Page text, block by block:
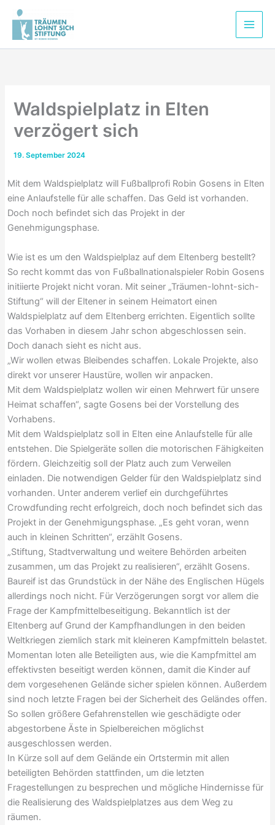
Inhalt
springen
Waldspielplatz in Elten
verzögert sich
19. September 2024
Mit dem Waldspielplatz will Fußballprofi Robin Gosens in Elten
eine Anlaufstelle für alle schaffen. Das Geld ist vorhanden.
Doch noch befindet sich das Projekt in der
Genehmigungsphase.
Wie ist es um den Waldspielplaz auf dem Eltenberg bestellt?
So recht kommt das von Fußballnationalspieler Robin Gosens
initiierte Projekt nicht voran. Mit seiner „Träumen-lohnt-sich-
Stiftung“ will der Eltener in seinem Heimatort einen
Waldspielplatz auf dem Eltenberg errichten. Eigentlich sollte
das Vorhaben in diesem Jahr schon abgeschlossen sein.
Doch danach sieht es nicht aus.
„Wir wollen etwas Bleibendes schaffen. Lokale Projekte, also
direkt vor unserer Haustüre, wollen wir anpacken.
Mit dem Waldspielplatz wollen wir einen Mehrwert für unsere
Heimat schaffen“, sagte Gosens bei der Vorstellung des
Vorhabens.
Mit dem Waldspielplatz soll in Elten eine Anlaufstelle für alle
entstehen. Die Spielgeräte sollen die motorischen Fähigkeiten
fördern. Gleichzeitig soll der Platz auch zum Verweilen
einladen. Die notwendigen Gelder für den Waldspielplatz sind
vorhanden. Unter anderem verlief ein durchgeführtes
Crowdfunding recht erfolgreich, doch noch befindet sich das
Projekt in der Genehmigungsphase. „Es geht voran, wenn
auch in kleinen Schritten“, erzählt Gosens.
„Stiftung, Stadtverwaltung und weitere Behörden arbeiten
zusammen, um das Projekt zu realisieren“, erzählt Gosens.
Baureif ist das Grundstück in der Nähe des Englischen Hügels
allerdings noch nicht. Für Verzögerungen sorgt vor allem die
Frage der Kampfmittelbeseitigung. Bekanntlich ist der
Eltenberg auf Grund der Kampfhandlungen in den beiden
Weltkriegen ziemlich stark mit kleineren Kampfmitteln belastet.
Momentan loten alle Beteiligten aus, wie die Kampfmittel am
effektivsten beseitigt werden können, damit die Kinder auf
dem vorgesehenen Gelände sicher spielen können. Außerdem
sind noch letzte Fragen bei der Sicherheit des Geländes offen.
So sollen größere Gefahrenstellen wie geschädigte oder
abgestorbene Äste in Spielbereichen möglichst
ausgeschlossen werden.
In Kürze soll auf dem Gelände ein Ortstermin mit allen
beteiligten Behörden stattfinden, um die letzten
Fragestellungen zu besprechen und mögliche Hindernisse für
die Realisierung des Waldspielplatzes aus dem Weg zu
räumen.